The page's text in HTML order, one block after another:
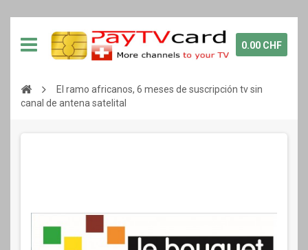
0.00 CHF
El ramo africanos, 6 meses de suscripción tv sin
canal de antena satelital